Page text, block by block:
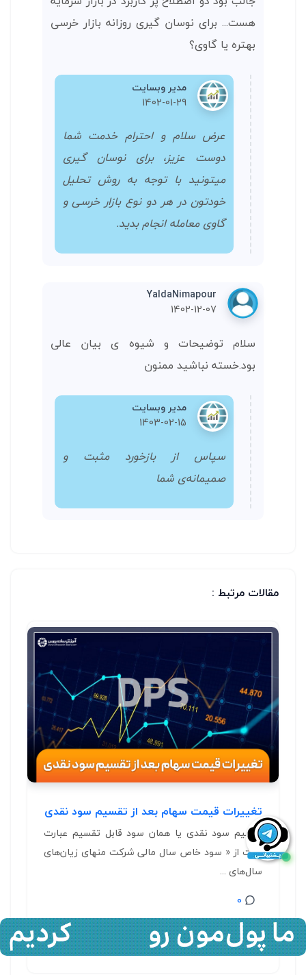
هست... برای نوسان گیری روزانه بازار خرسی
بهتره یا گاوی؟
مدیر وبسایت
1402-01-29
عرض سلام و احترام خدمت شما
دوست عزیز، برای نوسان گیری
میتونید با توجه به روش تحلیل
خودتون در هر دو نوع بازار خرسی و
گاوی معامله انجام بدید.
YaldaNimapour
1402-12-07
سلام توضیحات و شیوه ی بیان عالی
بود.خسته نباشید ممنون
مدیر وبسایت
1403-02-15
سپاس از بازخورد مثبت و
صمیمانه‌ی شما
مقالات مرتبط :
تغییرات قیمت سهام بعد از تقسیم سود نقدی
تقسیم سود نقدی یا همان سود قابل تقسیم عبارت
است از « سود خاص سال مالی شرکت منهای زیان‌های
سال‌های ...
0